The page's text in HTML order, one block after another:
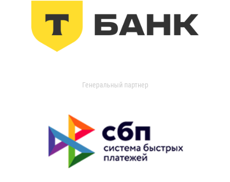
Генеральный партнер